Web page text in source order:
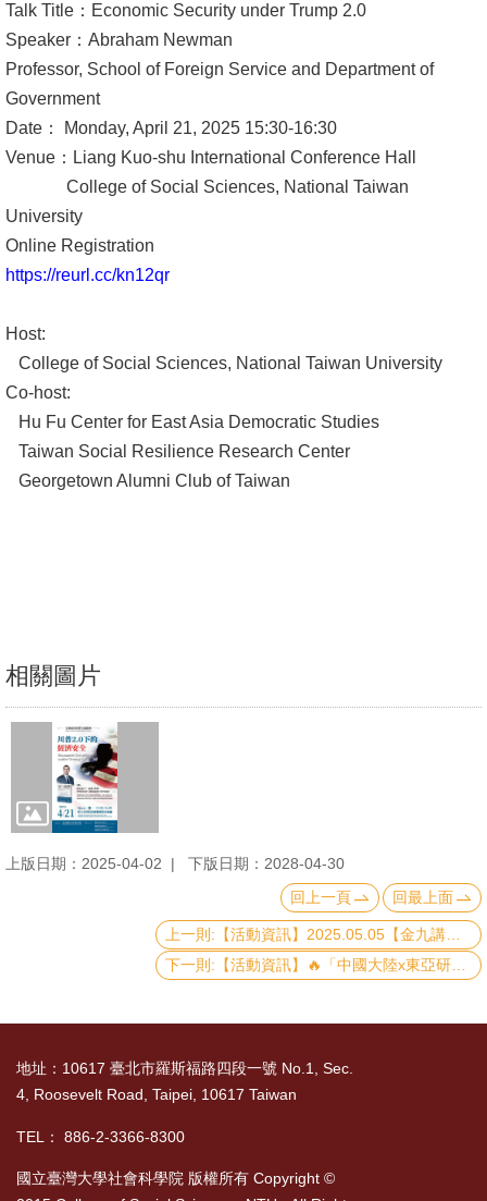
高
教
深
耕
辦
及
文
件
輔
學
輔
捐
與
圖
回
首
頁
網
站
導
Talk Title：Economic Security under Trump 2.0
Speaker：Abraham Newman
Professor, School of Foreign Service and Department of
Government
Date： Monday, April 21, 2025 15:30-16:30
Venue：Liang Kuo-shu International Conference Hall
College of Social Sciences, National Taiwan
University
Online Registration
https://reurl.cc/kn12qr
Host:
College of Social Sciences, National Taiwan University
Co-host:
Hu Fu Center for East Asia Democratic Studies
Taiwan Social Resilience Research Center
Georgetown Alumni Club of Taiwan
相關圖片
上版日期：2025-04-02
下版日期：2028-04-30
回上一頁
回最上面
地址：10617 臺北市羅斯福路四段一號 No.1, Sec.
4, Roosevelt Road, Taipei, 10617 Taiwan
TEL： 886-2-3366-8300
國立臺灣大學社會科學院 版權所有 Copyright ©